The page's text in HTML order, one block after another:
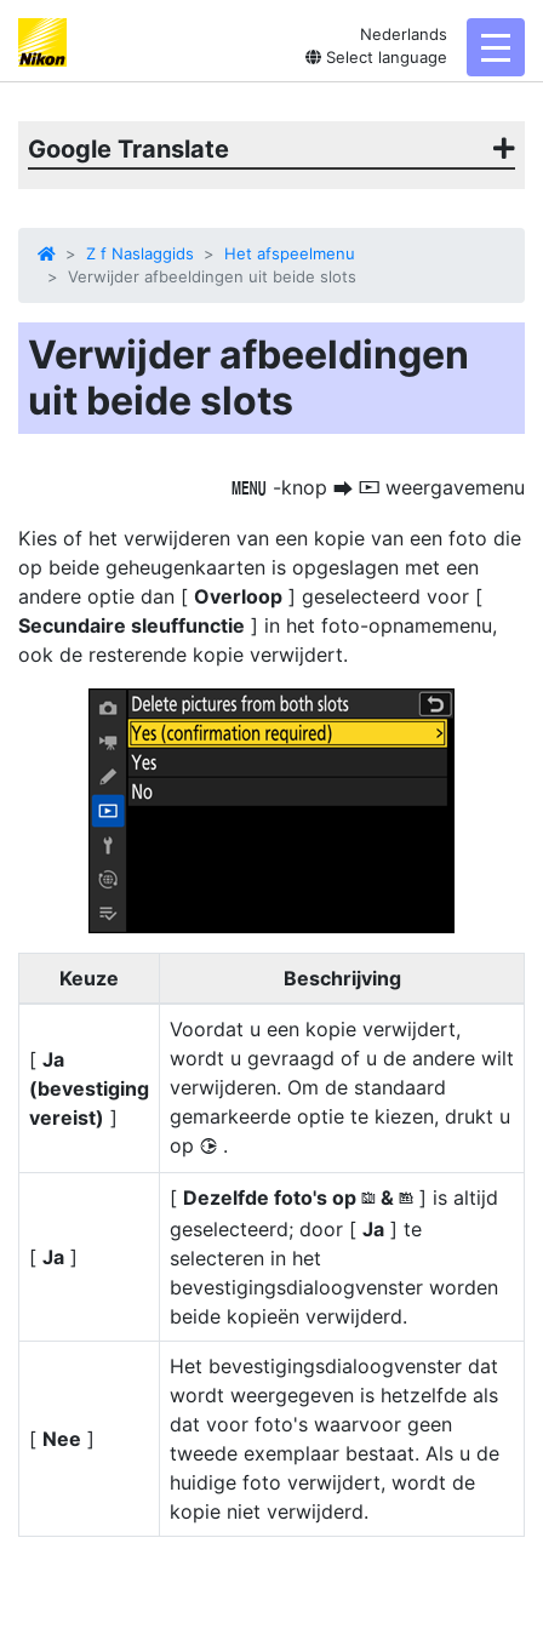
Nederlands
Select language
Google Translate
Z f Naslaggids
Het afspeelmenu
Verwijder afbeeldingen uit beide slots
Verwijder afbeeldingen
uit beide slots
G -knop U D weergavemenu
Kies of het verwijderen van een kopie van een foto die
op beide geheugenkaarten is opgeslagen met een
andere optie dan [ Overloop ] geselecteerd voor [
Secundaire sleuffunctie ] in het foto-opnamemenu,
ook de resterende kopie verwijdert.
Keuze Beschrijving
[ Ja
(bevestiging
vereist) ]
Voordat u een kopie verwijdert,
wordt u gevraagd of u de andere wilt
verwijderen. Om de standaard
gemarkeerde optie te kiezen, drukt u
op 2 .
[ Ja ]
[ Dezelfde foto's op x & z ] is altijd
geselecteerd; door [ Ja ] te
selecteren in het
bevestigingsdialoogvenster worden
beide kopieën verwijderd.
[ Nee ]
Het bevestigingsdialoogvenster dat
wordt weergegeven is hetzelfde als
dat voor foto's waarvoor geen
tweede exemplaar bestaat. Als u de
huidige foto verwijdert, wordt de
kopie niet verwijderd.